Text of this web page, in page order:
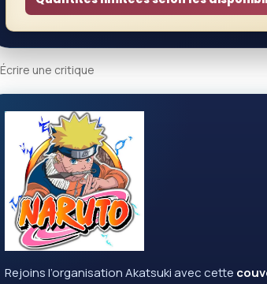
Écrire une critique
Rejoins l’organisation Akatsuki avec cette